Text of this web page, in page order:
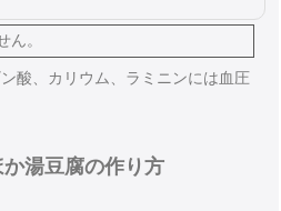
ん。
酸、カリウム、ラミニンには血圧
湯豆腐の作り方